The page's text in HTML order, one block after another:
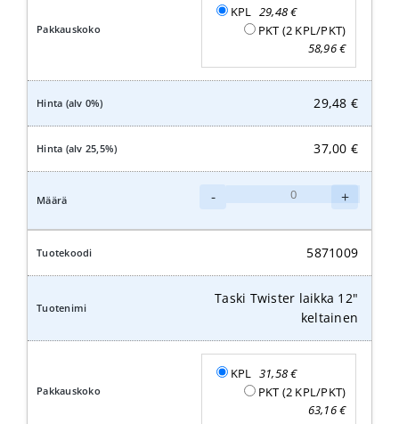
KPL 29,48€
PKT (2 KPL/PKT)
58,96€
29,48 €
37,00 €
-
laikka
keltainen
määrä
+
5871009
Taski Twister laikka 12"
keltainen
KPL 31,58€
PKT (2 KPL/PKT)
63,16€